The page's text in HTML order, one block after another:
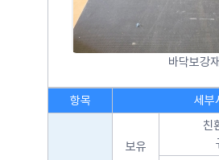
바닥보강
항목 세부
보유
친